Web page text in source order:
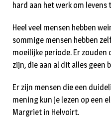
hard aan het werk om
Heel veel mensen hebben
sommige mensen hebben
moeilijke periode. Er zouden
zijn, die aan al dit alles geen
Er zijn mensen die een
mening kun je lezen op een
Margriet in Helvoirt.